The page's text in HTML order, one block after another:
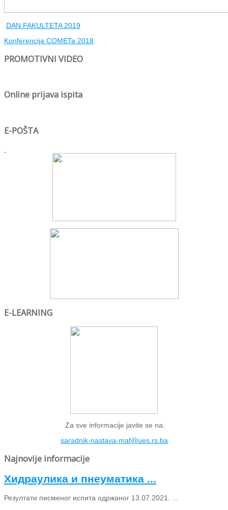
DAN FAKULTETA 2019
Konferencija COMETa 2018
PROMOTIVNI VIDEO
Online prijava ispita
E-POŠTA
E-LEARNING
Za sve informacije javite se na:
saradnik-nastava-maf@ues.rs.ba
Najnovije informacije
Хидраулика и пнеуматика ...
Резултати писменог испита одржаног 13.07.2021. ...